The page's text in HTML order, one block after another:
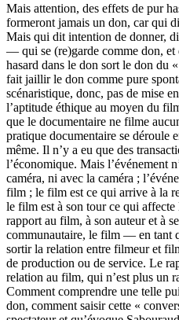
Mais attention, des effets de pur
formeront jamais un don, car qui
Mais qui dit intention de donner,
— qui se (re)garde comme don, et
hasard dans le don sort le don du
fait jaillir le don comme pure
scénaristique, donc, pas de mise
l’aptitude éthique au moyen du
que le documentaire ne filme
pratique documentaire se déroule
même. Il n’y a eu que des
l’économique. Mais l’événement
caméra, ni avec la caméra ;
film ; le film est ce qui arrive à la
le film est à son tour ce qui affecte
rapport au film, à son auteur et à
communautaire, le film — en tant
sortir la relation entre filmeur et
de production ou de service. Le
relation au film, qui n’est plus un
Comment comprendre une telle
don, comment saisir cette «